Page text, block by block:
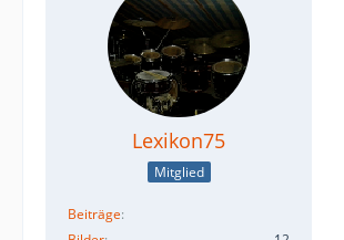
Lexikon75
Mitglied
Beiträge